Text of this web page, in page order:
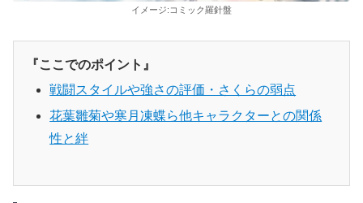
イメージ:コミック羅針盤
『ここでのポイント』
戦闘スタイルや強さの評価・さくらの弱点
花葉雛菊や寒月凍蝶ら他キャラクターとの関係
性と絆